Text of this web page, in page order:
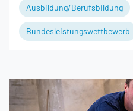
Ausbildung/Berufsbildung
Bundesleistungswettbewerb